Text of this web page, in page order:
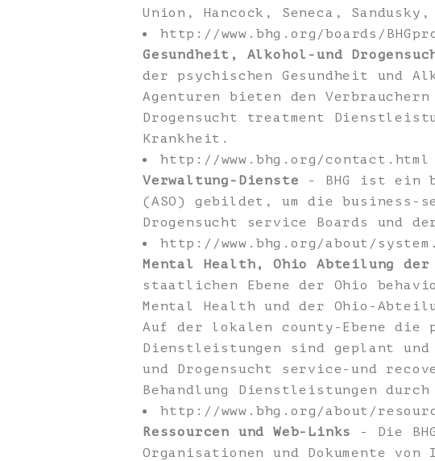
Union, Hancock, Seneca,
http://www.bhg.org/boards/
Gesundheit, Alkohol-und
der psychischen Gesundheit und
Agenturen bieten den
Drogensucht treatment
Krankheit.
http://www.bhg.org/contact.html
Verwaltung-Dienste - BHG ist ein
(ASO) gebildet, um die business-
Drogensucht service Boards und
http://www.bhg.org/about/
Mental Health, Ohio Abteilung der
staatlichen Ebene der Ohio
Mental Health und der Ohio-
Auf der lokalen county-Ebene die
Dienstleistungen sind geplant
und Drogensucht service-und
Behandlung Dienstleistungen
http://www.bhg.org/about/
Ressourcen und Web-Links
- Die
Organisationen und Dokumente